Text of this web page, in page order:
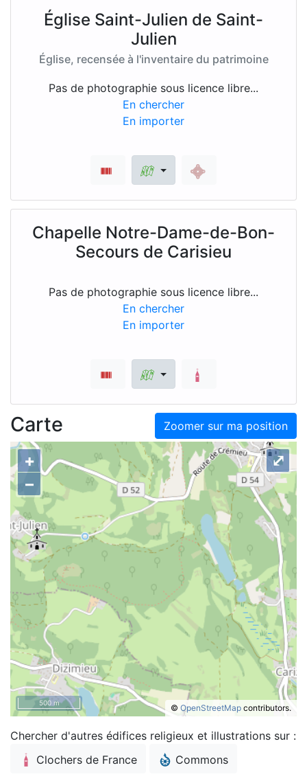
Église Saint-Julien de Saint-
Julien
Église, recensée à l'inventaire du patrimoine
Pas de photographie sous licence libre...
En chercher
En importer
Chapelle Notre-Dame-de-Bon-
Secours de Carisieu
Pas de photographie sous licence libre...
En chercher
En importer
Zoomer sur ma position
Carte
+
–
© OpenStreetMap contributors.
⤢
500 m
Chercher d'autres édifices religieux et illustrations sur :
Clochers de France
Commons